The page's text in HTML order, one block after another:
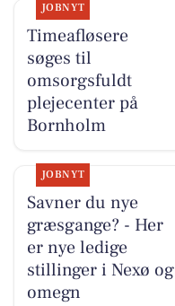
JOBNYT
Timeafløsere
søges til
omsorgsfuldt
plejecenter på
Bornholm
JOBNYT
Savner du nye
græsgange? - Her
er nye ledige
stillinger i Nexø og
omegn